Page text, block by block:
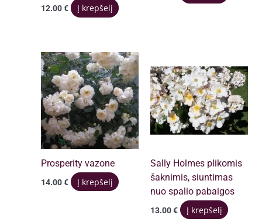
12.00€ Į krepšelį
Prosperity vazone
14.00€ Į krepšelį
Sally Holmes plikomis
šaknimis, siuntimas
nuo spalio pabaigos
13.00€ Į krepšelį